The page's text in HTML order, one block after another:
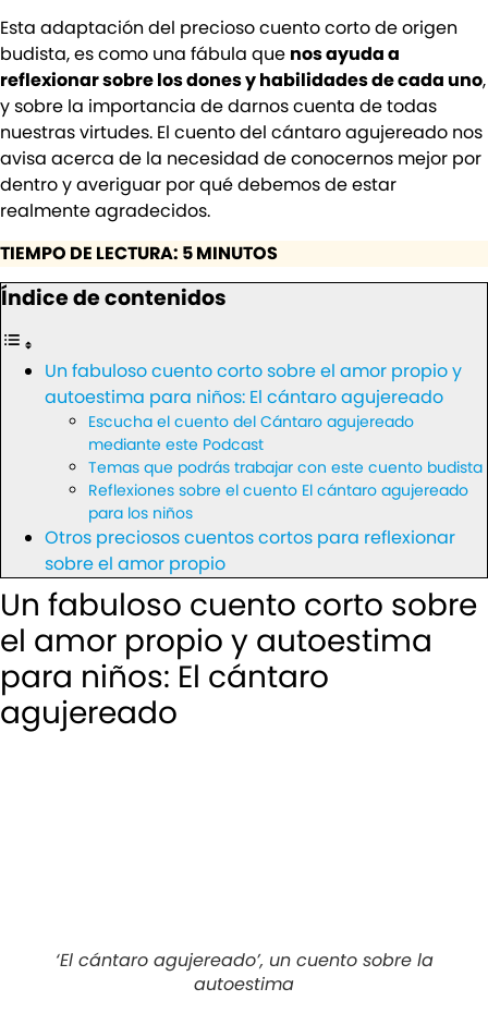
Esta adaptación del precioso cuento corto de origen
budista, es como una fábula que nos ayuda a
reflexionar sobre los dones y habilidades de cada uno,
y sobre la importancia de darnos cuenta de todas
nuestras virtudes. El cuento del cántaro agujereado nos
avisa acerca de la necesidad de conocernos mejor por
dentro y averiguar por qué debemos de estar
realmente agradecidos.
TIEMPO DE LECTURA: 5 MINUTOS
Índice de contenidos
Un fabuloso cuento corto sobre el amor propio y
autoestima para niños: El cántaro agujereado
Escucha el cuento del Cántaro agujereado
mediante este Podcast
Temas que podrás trabajar con este cuento budista
Reflexiones sobre el cuento El cántaro agujereado
para los niños
Otros preciosos cuentos cortos para reflexionar
sobre el amor propio
Un fabuloso cuento corto sobre
el amor propio y autoestima
para niños: El cántaro
agujereado
‘El cántaro agujereado’, un cuento sobre la
autoestima